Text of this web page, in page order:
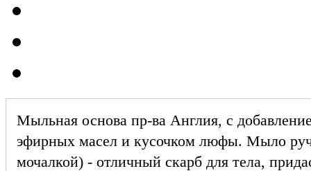
Мыльная основа пр-ва Англия, с
эфирных масел и кусочком люфы. Мыло
мочалкой) - отличный скарб для тела,